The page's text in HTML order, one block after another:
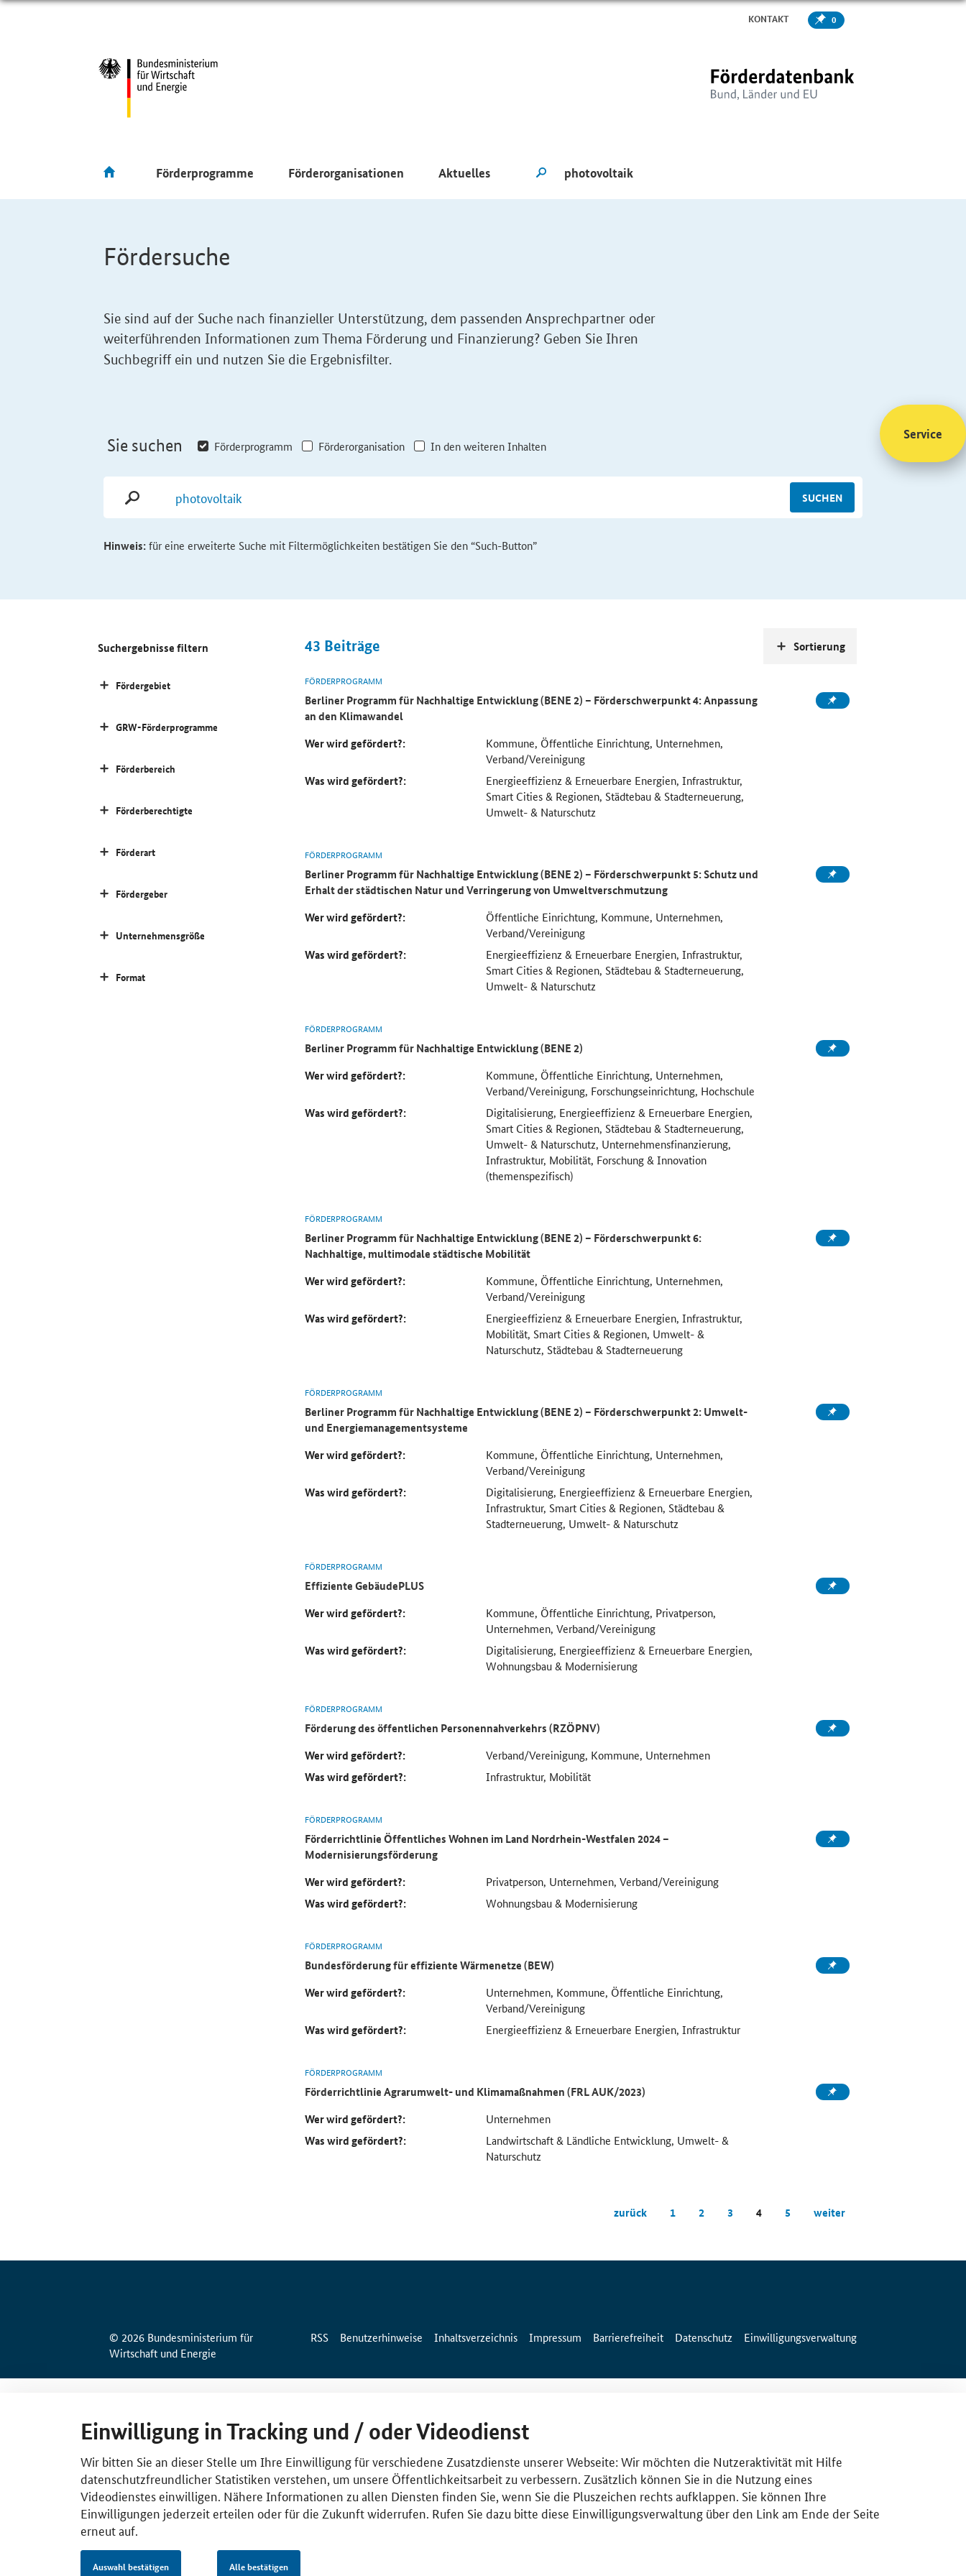
KONTAKT 0
Förderprogramme Förderorganisationen Aktuelles
Fördersuche
Sie sind auf der Suche nach finanzieller Unterstützung, dem passenden Ansprechpartner oder
weiterführenden Informationen zum Thema Förderung und Finanzierung? Geben Sie Ihren
Suchbegriff ein und nutzen Sie die Ergebnisfilter.
Sie suchen Förderprogramm Förderorganisation In den weiteren Inhalten
SUCHEN
Hinweis:für eine erweiterte Suche mit Filtermöglichkeiten bestätigen Sie den “Such-Button”
43 Beiträge
FÖRDERPROGRAMM
Berliner Programm für Nachhaltige Entwicklung (BENE 2) – Förderschwerpunkt 4: Anpassung
an den Klimawandel
Wer wird gefördert?:
Kommune, Öffentliche Einrichtung, Unternehmen,
Verband/Vereinigung
Was wird gefördert?:
Energieeffizienz & Erneuerbare Energien, Infrastruktur,
Smart Cities & Regionen, Städtebau & Stadterneuerung,
Umwelt- & Naturschutz
FÖRDERPROGRAMM
Berliner Programm für Nachhaltige Entwicklung (BENE 2) – Förderschwerpunkt 5: Schutz und
Erhalt der städtischen Natur und Verringerung von Umweltverschmutzung
Wer wird gefördert?:
Öffentliche Einrichtung, Kommune, Unternehmen,
Verband/Vereinigung
Was wird gefördert?:
Energieeffizienz & Erneuerbare Energien, Infrastruktur,
Smart Cities & Regionen, Städtebau & Stadterneuerung,
Umwelt- & Naturschutz
FÖRDERPROGRAMM
Berliner Programm für Nachhaltige Entwicklung (BENE 2)
Wer wird gefördert?:
Kommune, Öffentliche Einrichtung, Unternehmen,
Verband/Vereinigung, Forschungseinrichtung, Hochschule
Was wird gefördert?:
Digitalisierung, Energieeffizienz & Erneuerbare Energien,
Smart Cities & Regionen, Städtebau & Stadterneuerung,
Umwelt- & Naturschutz, Unternehmensfinanzierung,
Infrastruktur, Mobilität, Forschung & Innovation
(themenspezifisch)
FÖRDERPROGRAMM
Berliner Programm für Nachhaltige Entwicklung (BENE 2) – Förderschwerpunkt 6:
Nachhaltige, multimodale städtische Mobilität
Wer wird gefördert?:
Kommune, Öffentliche Einrichtung, Unternehmen,
Verband/Vereinigung
Was wird gefördert?:
Energieeffizienz & Erneuerbare Energien, Infrastruktur,
Mobilität, Smart Cities & Regionen, Umwelt- &
Naturschutz, Städtebau & Stadterneuerung
FÖRDERPROGRAMM
Berliner Programm für Nachhaltige Entwicklung (BENE 2) – Förderschwerpunkt 2: Umwelt-
und Energiemanagementsysteme
Wer wird gefördert?:
Kommune, Öffentliche Einrichtung, Unternehmen,
Verband/Vereinigung
Was wird gefördert?:
Digitalisierung, Energieeffizienz & Erneuerbare Energien,
Infrastruktur, Smart Cities & Regionen, Städtebau &
Stadterneuerung, Umwelt- & Naturschutz
FÖRDERPROGRAMM
Effiziente GebäudePLUS
Wer wird gefördert?:
Kommune, Öffentliche Einrichtung, Privatperson,
Unternehmen, Verband/Vereinigung
Was wird gefördert?:
Digitalisierung, Energieeffizienz & Erneuerbare Energien,
Wohnungsbau & Modernisierung
FÖRDERPROGRAMM
Förderung des öffentlichen Personennahverkehrs (RZÖPNV)
Wer wird gefördert?:
Verband/Vereinigung, Kommune, Unternehmen
Was wird gefördert?: Infrastruktur, Mobilität
FÖRDERPROGRAMM
Förderrichtlinie Öffentliches Wohnen im Land Nordrhein-Westfalen 2024 –
Modernisierungsförderung
Wer wird gefördert?:
Privatperson, Unternehmen, Verband/Vereinigung
Was wird gefördert?: Wohnungsbau & Modernisierung
FÖRDERPROGRAMM
Bundesförderung für effiziente Wärmenetze (BEW)
Wer wird gefördert?:
Unternehmen, Kommune, Öffentliche Einrichtung,
Verband/Vereinigung
Was wird gefördert?: Energieeffizienz & Erneuerbare Energien, Infrastruktur
FÖRDERPROGRAMM
Förderrichtlinie Agrarumwelt- und Klimamaßnahmen (FRL AUK/2023)
Wer wird gefördert?:
Unternehmen
Was wird gefördert?:
Landwirtschaft & Ländliche Entwicklung, Umwelt- &
Naturschutz
zurück 1 2 3 4 5 weiter
Sortierung
Suchergebnisse filtern
Fördergebiet
GRW-Förderprogramme
Förderbereich
Förderberechtigte
Förderart
Fördergeber
Unternehmensgröße
Format
Service
© 2026 Bundesministerium für
Wirtschaft und Energie
RSS Benutzerhinweise Inhaltsverzeichnis Impressum Barrierefreiheit Datenschutz Einwilligungsverwaltung
Einwilligung in Tracking und / oder Videodienst
Wir bitten Sie an dieser Stelle um Ihre Einwilligung für verschiedene Zusatzdienste unserer Webseite: Wir möchten die Nutzeraktivität mit Hilfe
datenschutzfreundlicher Statistiken verstehen, um unsere Öffentlichkeitsarbeit zu verbessern. Zusätzlich können Sie in die Nutzung eines
Videodienstes einwilligen. Nähere Informationen zu allen Diensten finden Sie, wenn Sie die Pluszeichen rechts aufklappen. Sie können Ihre
Einwilligungen jederzeit erteilen oder für die Zukunft widerrufen. Rufen Sie dazu bitte diese Einwilligungsverwaltung über den Link am Ende der Seite
erneut auf.
Auswahl bestätigen Alle bestätigen